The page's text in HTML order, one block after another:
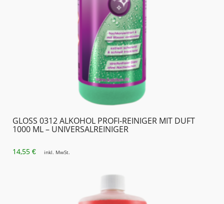
GLOSS 0312 ALKOHOL PROFI-REINIGER MIT DUFT
1000 ML – UNIVERSALREINIGER
14,55 € inkl. MwSt.